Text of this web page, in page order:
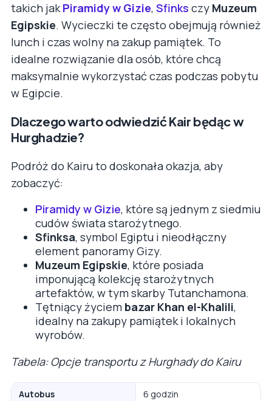
takich jakPiramidy w Gizie, Sfinks czy Muzeum
Egipskie. Wycieczki te często obejmują również
lunch i czas wolny na zakup pamiątek. To
idealne rozwiązanie dla osób, które chcą
maksymalnie wykorzystać czas podczas pobytu
w Egipcie.
Dlaczego warto odwiedzić Kair będąc w
Hurghadzie?
Podróż do Kairu to doskonała okazja, aby
zobaczyć:
Piramidy w Gizie, które są jednym z siedmiu
cudów świata starożytnego.
Sfinksa, symbol Egiptu i nieodłączny
element panoramy Gizy.
Muzeum Egipskie, które posiada
imponującą kolekcję starożytnych
artefaktów, w tym skarby Tutanchamona.
Tętniący życiem bazar Khan el-Khalili,
idealny na zakupy pamiątek i lokalnych
wyrobów.
Tabela: Opcje transportu z Hurghady do Kairu
Autobus 6 godzin